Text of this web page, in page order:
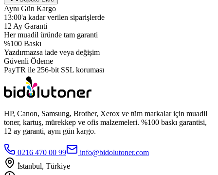
Aynı Gün Kargo
13:00'a kadar verilen siparişlerde
12 Ay Garanti
Her muadil üründe tam garanti
%100 Baskı
Yazdırmazsa iade veya değişim
Güvenli Ödeme
PayTR ile 256-bit SSL koruması
HP, Canon, Samsung, Brother, Xerox ve tüm markalar için muadil
toner, kartuş, mürekkep ve ofis malzemeleri. %100 baskı garantisi,
12 ay garanti, aynı gün kargo.
0216 470 00 99
info@bidolutoner.com
İstanbul, Türkiye